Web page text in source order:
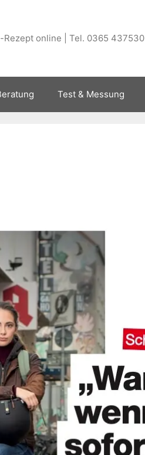
Rezept online | Tel. 0365 437530
Test & Messung